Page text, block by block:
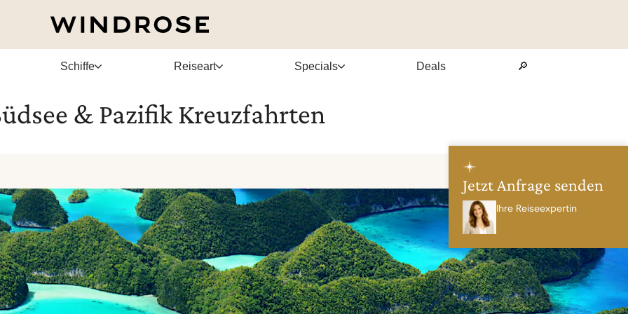
Jetzt Anfrage senden
Ihre Reiseexpertin
Schiffe Reiseart Specials Deals 🔎
& Pazifik Kreuzfahrten